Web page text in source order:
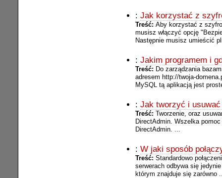
: Jak korzystać z
Treść: Aby korzystać z
musisz włączyć opcję
Następnie musisz umieścić
: Jakim programem i
Treść: Do zarządzania
adresem http://twoja-
MySQL tą aplikacją jest
: Jak tworzyć i
Treść: Tworzenie, oraz
DirectAdmin. Wszelka
DirectAdmin. ...
: W jaki sposób
Treść: Standardowo
serwerach odbywa się
którym znajduje się zarówno